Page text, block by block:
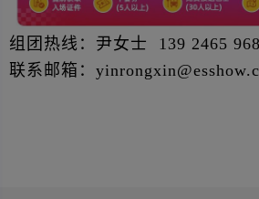
组团热线：尹女士 139 2465
联系邮箱：